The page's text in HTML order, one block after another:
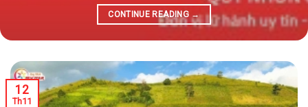
CONTINUE READING →
12
Th11